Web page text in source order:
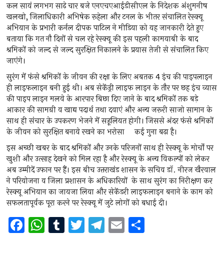
कल सायं लगभग साढ़े चार बजे एनएचएआईडीसीएल के निदेशक अंशुमनीष
खलखो, जिलाधिकारी अभिषेक रूहेला और टनल के भीतर संचालित रेस्क्यू
अभियान के प्रभारी कर्नल दीपक पाटिल ने मीडिया को यह जानकारी देते हुए
बताया कि गत नौ दिनों से चल रहे रेस्क्यू की इस पहली कामयाबी के बाद
श्रमिकों को जल्द से जल्द सुरक्षित निकालने के प्रयास तेजी से संचालित किए
जाएंगे।
सुरंग में फंसे श्रमिकों के जीवन की रक्षा के लिए अबतक 4 इंच की पाइपलाइन
ही लाइफलाइन बनी हुई थी। अब सेकेंड्री लाइफ लाइन के तौर पर छह इंच व्यास
की पाइप लाइन मलवे के आरपार बिछा दिए जाने के बाद श्रमिकों तक बड़े
आकार की सामग्री व खाद्य पदार्थ तथा दवाएं और अन्य जरूरी साजो सामान के
साथ ही संचार के उपकरण भेजने में सहूलियत होगी। जिससे अंदर फंसे श्रमिकों
के जीवन को सुरक्षित बनाये रखने का भरोसा कई गुना बढ़ा है।
इस अच्छी खबर के बाद श्रमिकों और उनके परिजनों साथ ही रेस्क्यू के मोर्चों पर
खुशी और उत्साह देखने को मिल रहा है और रेस्क्यू के अन्य विकल्पों को लेकर
अब उम्मीदें उफान पर हैं। इस बीच उत्तराखंड शासन के सचिव डॉ. नीरज खैरवाल
ने परियोजना व जिला प्रशासन के अधिकारियों के साथ सुरंग का निरीक्षण कर
रेस्क्यू अभियान का जायजा लिया और सेकेंडरी लाइफलाइन बनाने के काम को
सफलतापूर्वक पूरा करने पर रेस्क्यू में जुटे लोगों को बधाई दी।
F
a
W
h
T
u
T
wi
T
el
E
m